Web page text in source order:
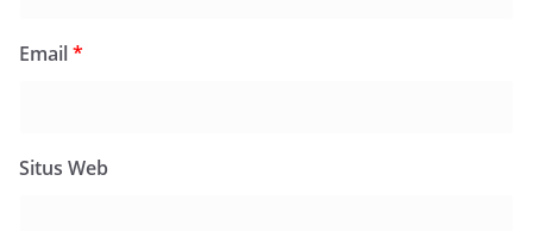
Email*
Situs Web